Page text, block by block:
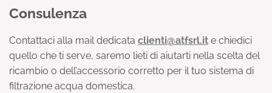
Consulenza
Contattaci alla mail dedicata clienti@atfsrl.it e chiedici
quello che ti serve, saremo lieti di aiutarti nella scelta del
ricambio o dell’accessorio corretto per il tuo sistema di
filtrazione acqua domestica.